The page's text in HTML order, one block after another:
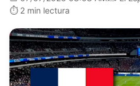
⏱️ 2 min lectura